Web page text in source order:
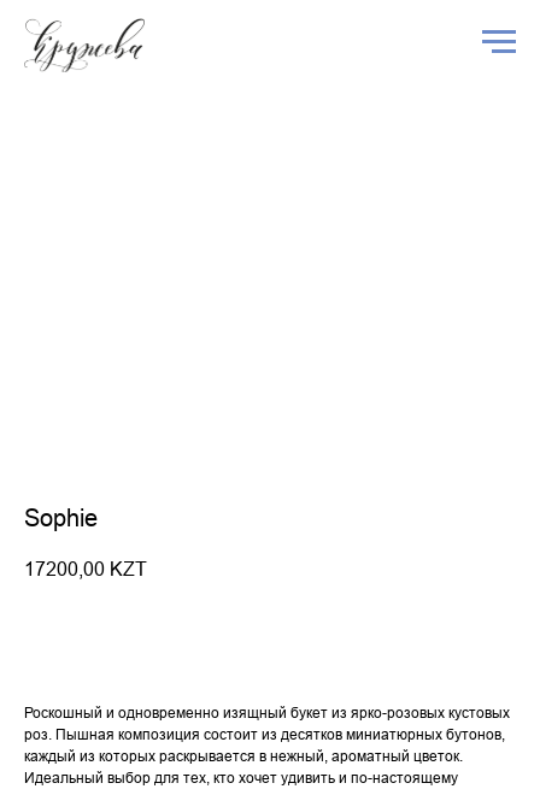
Sophie
17200,00 KZT
Роскошный и одновременно изящный букет из ярко-розовых кустовых
роз. Пышная композиция состоит из десятков миниатюрных бутонов,
каждый из которых раскрывается в нежный, ароматный цветок.
Идеальный выбор для тех, кто хочет удивить и по-настоящему